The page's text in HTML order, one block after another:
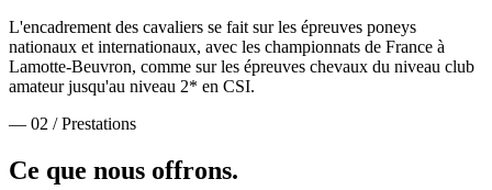
L'encadrement des cavaliers se fait sur les épreuves poneys
nationaux et internationaux, avec les championnats de France à
Lamotte-Beuvron, comme sur les épreuves chevaux du niveau club
amateur jusqu'au niveau 2* en CSI.
— 02 / Prestations
Ce que nous offrons.